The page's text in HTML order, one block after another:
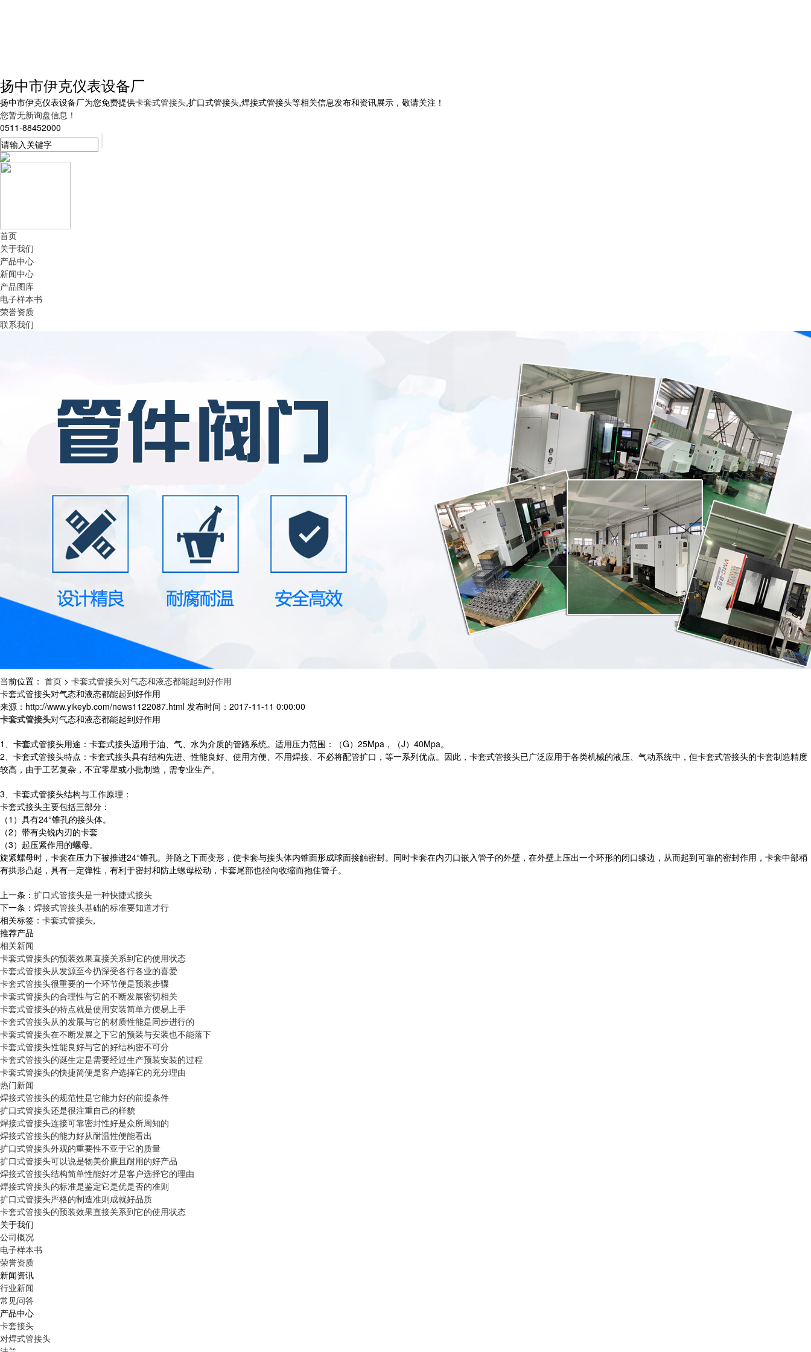
扬中市伊克仪表设备厂
扬中市伊克仪表设备厂为您免费提供卡套式管接头,扩口式管接头,焊接式管接头等相关信息发布和资讯展示，敬请关注！
您暂无新询盘信息！
0511-88452000
首页
关于我们
产品中心
新闻中心
产品图库
电子样本书
荣誉资质
联系我们
当前位置： 首页 > 卡套式管接头对气态和液态都能起到好作用
卡套式管接头对气态和液态都能起到好作用
来源：http://www.yikeyb.com/news1122087.html 发布时间：2017-11-11 0:00:00
卡套式管接头对气态和液态都能起到好作用
1、 卡套式管接头用途：卡套式接头适用于油、气、水为介质的管路系统。适用压力范围：（G）25Mpa，（J）40Mpa。
2、卡套式管接头特点：卡套式接头具有结构先进、性能良好、使用方便、不用焊接、不必将配管扩口，等一系列优点。因此，卡套式管接头已广泛应用于各类机械的液压、气动系统中，但卡套式管接头的卡套制造精度
较高，由于工艺复杂，不宜零星或小批制造，需专业生产。
3、卡套式管接头结构与工作原理：
卡套式接头主要包括三部分：
（1）具有24°锥孔的接头体。
（2）带有尖锐内刃的卡套
（3）起压紧作用的螺母。
旋紧螺母时，卡套在压力下被推进24°锥孔。并随之下而变形，使卡套与接头体内锥面形成球面接触密封。同时卡套在内刃口嵌入管子的外壁，在外壁上压出一个环形的闭口缘边，从而起到可靠的密封作用，卡套中部稍
有拱形凸起，具有一定弹性，有利于密封和防止螺母松动，卡套尾部也径向收缩而抱住管子。
上一条： 扩口式管接头是一种快捷式接头
下一条： 焊接式管接头基础的标准要知道才行
相关标签： 卡套式管接头,
推荐产品
相关新闻
卡套式管接头的预装效果直接关系到它的使用状态
卡套式管接头从发源至今扔深受各行各业的喜爱
卡套式管接头很重要的一个环节便是预装步骤
卡套式管接头的合理性与它的不断发展密切相关
卡套式管接头的特点就是使用安装简单方便易上手
卡套式管接头从的发展与它的材质性能是同步进行的
卡套式管接头在不断发展之下它的预装与安装也不能落下
卡套式管接头性能良好与它的好结构密不可分
卡套式管接头的诞生定是需要经过生产预装安装的过程
卡套式管接头的快捷简便是客户选择它的充分理由
热门新闻
焊接式管接头的规范性是它能力好的前提条件
扩口式管接头还是很注重自己的样貌
焊接式管接头连接可靠密封性好是众所周知的
焊接式管接头的能力好从耐温性便能看出
扩口式管接头外观的重要性不亚于它的质量
扩口式管接头可以说是物美价廉且耐用的好产品
焊接式管接头结构简单性能好才是客户选择它的理由
焊接式管接头的标准是鉴定它是优是否的准则
扩口式管接头严格的制造准则成就好品质
卡套式管接头的预装效果直接关系到它的使用状态
关于我们
公司概况
电子样本书
荣誉资质
新闻资讯
行业新闻
常见问答
产品中心
卡套接头
对焊式管接头